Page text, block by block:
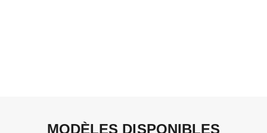
MODÈLES DISPONIBLES